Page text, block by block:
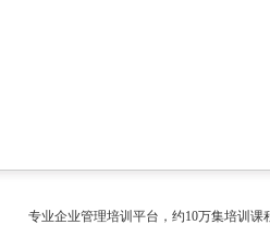
专业企业管理培训 平台，约10万集培训课